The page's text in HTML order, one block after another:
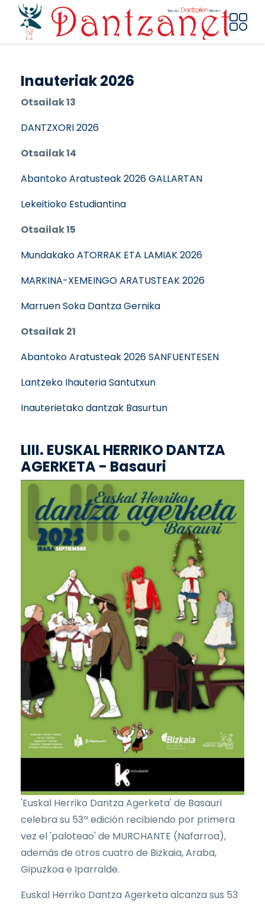
Pasar al contenido principal
Inauteriak 2026
Otsailak 13
DANTZXORI 2026
Otsailak 14
Abantoko Aratusteak 2026 GALLARTAN
Lekeitioko Estudiantina
Otsailak 15
Mundakako ATORRAK ETA LAMIAK 2026
MARKINA-XEMEINGO ARATUSTEAK 2026
Marruen Soka Dantza Gernika
Otsailak 21
Abantoko Aratusteak 2026 SANFUENTESEN
Lantzeko Ihauteria Santutxun
Inauterietako dantzak Basurtun
LIII. EUSKAL HERRIKO DANTZA
AGERKETA - Basauri
'Euskal Herriko Dantza Agerketa' de Basauri
celebra su 53ª edición recibiendo por primera
vez el 'paloteao' de MURCHANTE (Nafarroa),
además de otros cuatro de Bizkaia, Araba,
Gipuzkoa e Iparralde.
Euskal Herriko Dantza Agerketa alcanza sus 53